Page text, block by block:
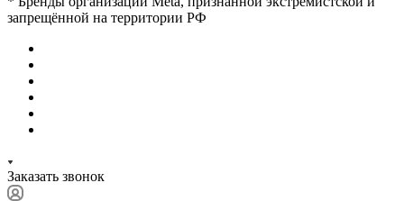
запрещённой на территории РФ
Заказать звонок